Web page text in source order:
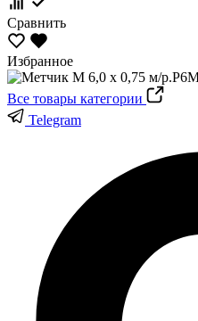
Сравнить
Избранное
Все товары категории
Telegram